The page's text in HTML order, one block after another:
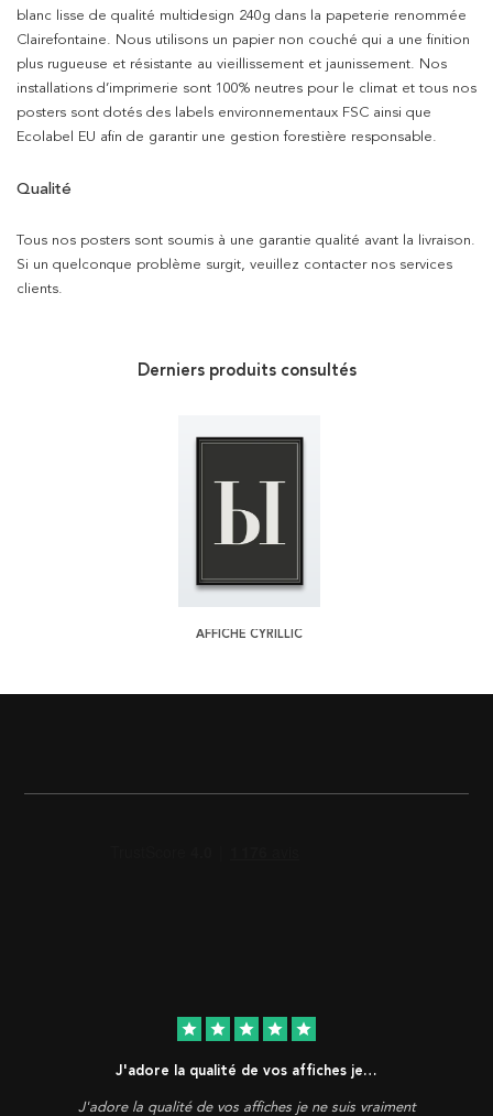
blanc lisse de qualité multidesign 240g dans la papeterie renommée
Clairefontaine. Nous utilisons un papier non couché qui a une finition
plus rugueuse et résistante au vieillissement et jaunissement. Nos
installations d’imprimerie sont 100% neutres pour le climat et tous nos
posters sont dotés des labels environnementaux FSC ainsi que
Ecolabel EU afin de garantir une gestion forestière responsable.
Qualité
Tous nos posters sont soumis à une garantie qualité avant la livraison.
Si un quelconque problème surgit, veuillez contacter nos services
clients.
Derniers produits consultés
AFFICHE CYRILLIC
star star star star star
J'adore la qualité de vos affiches je…
J'adore la qualité de vos affiches je ne suis vraiment